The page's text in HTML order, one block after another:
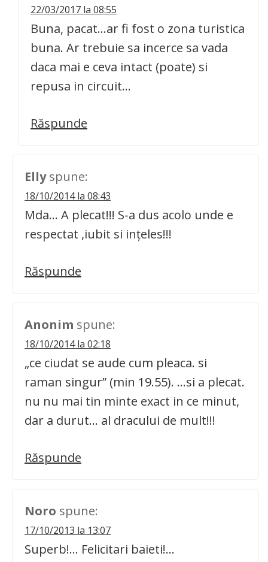
22/03/2017 la 08:55
Buna, pacat…ar fi fost o zona turistica
buna. Ar trebuie sa incerce sa vada
daca mai e ceva intact (poate) si
repusa in circuit…
Răspunde
Elly spune:
18/10/2014 la 08:43
Mda… A plecat!!! S-a dus acolo unde e
respectat ,iubit si inţeles!!!
Răspunde
Anonim spune:
18/10/2014 la 02:18
„ce ciudat se aude cum pleaca. si
raman singur” (min 19.55). …si a plecat.
nu nu mai tin minte exact in ce minut,
dar a durut… al dracului de mult!!!
Răspunde
Noro spune:
17/10/2013 la 13:07
Superb!… Felicitari baieti!…